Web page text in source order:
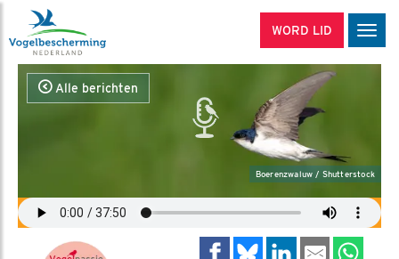
WORD LID
Alle berichten
Boerenzwaluw / Shutterstock